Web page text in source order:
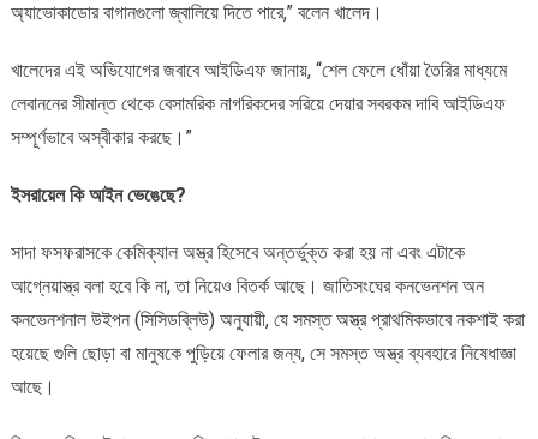
অ্যাভোকাডোর বাগানগুলো জ্বালিয়ে দিতে পারে,” বলেন খালেদ।
খালেদের এই অভিযোগের জবাবে আইডিএফ জানায়, “শেল ফেলে ধোঁয়া তৈরির মাধ্যমে
লেবাননের সীমান্ত থেকে বেসামরিক নাগরিকদের সরিয়ে দেয়ার সবরকম দাবি আইডিএফ
সম্পূর্ণভাবে অস্বীকার করছে।”
ইসরায়েল কি আইন ভেঙেছে?
সাদা ফসফরাসকে কেমিক্যাল অস্ত্র হিসেবে অন্তর্ভুক্ত করা হয় না এবং এটাকে
আগ্নেয়াস্ত্র বলা হবে কি না, তা নিয়েও বিতর্ক আছে। জাতিসংঘের কনভেনশন অন
কনভেনশনাল উইপন (সিসিডব্লিউ) অনুযায়ী, যে সমস্ত অস্ত্র প্রাথমিকভাবে নকশাই করা
হয়েছে গুলি ছোড়া বা মানুষকে পুড়িয়ে ফেলার জন্য, সে সমস্ত অস্ত্র ব্যবহারে নিষেধাজ্ঞা
আছে।